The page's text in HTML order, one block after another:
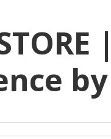
by